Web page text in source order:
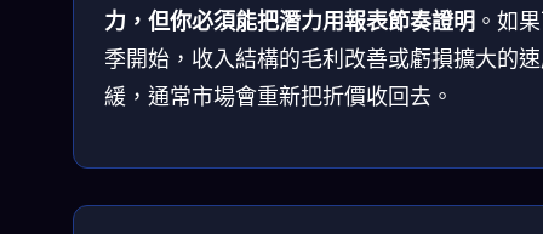
力，但你必須能把潛力用報表節奏證明 。如
季開始，收入結構的毛利改善或虧損擴大的
緩，通常市場會重新把折價收回去。